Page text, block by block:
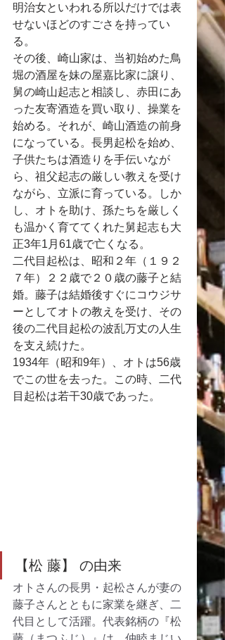
明治女といわれる所以だけでは表
せないほどのすごさを持ってい
る。
その後、崎山家は、当初始めた鳥
堀の酒屋を妹の屋嘉比家に譲り、
舅の崎山起志と相談し、赤田にあ
った友寄酒造を買い取り、操業を
始める。それが、崎山酒造の前身
になっている。長男起松を始め、
子供たちは酒造りを手伝いなが
ら、祖父起志の厳しい教えを受け
ながら、立派に育っている。しか
し、オトを助け、孫たちを厳しく
も温かく育ててくれた舅起志も大
正3年1月61歳で亡くなる。
二代目起松は、昭和２年（１９２
７年）２２歳で２０歳の藤子と結
婚。藤子は結婚後すぐにコウジサ
ーとしてオトの教えを受け、その
後の二代目起松の波乱万丈の人生
を支え続けた。
1934年（昭和9年）、オトは56歳
でこの世を去った。この時、二代
目起松は若干30歳であった。
【松 藤】 の由来
オトさんの長男・起松さんが妻の
藤子さんとともに家業を継ぎ、二
代目として活躍。代表銘柄の『松